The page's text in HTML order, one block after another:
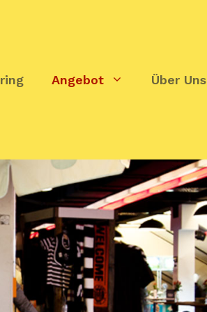
Angebot Über Uns